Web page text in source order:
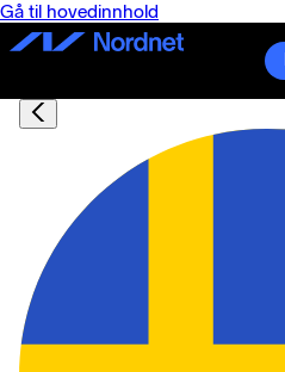
Gå til hovedinnhold